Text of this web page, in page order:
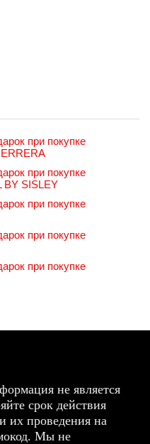
при покупке
при покупке
BY SISLEY
при покупке
при покупке
при покупке
не является
срок действия
их проведения на
Мы не